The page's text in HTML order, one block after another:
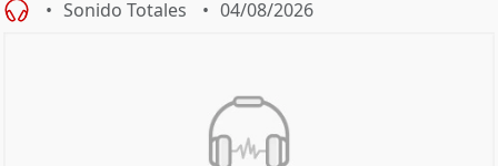
Sonido Totales 04/08/2026